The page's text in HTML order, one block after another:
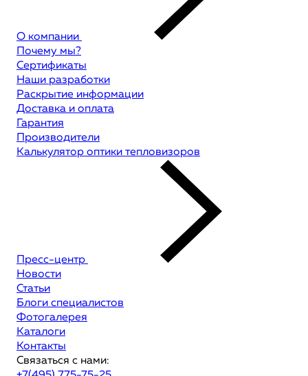
О компании
Почему мы?
Сертификаты
Наши разработки
Раскрытие информации
Доставка и оплата
Гарантия
Производители
Калькулятор оптики тепловизоров
Пресс-центр
Новости
Статьи
Блоги специалистов
Фотогалерея
Каталоги
Контакты
Связаться с нами: